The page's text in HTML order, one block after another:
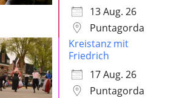
13 Aug. 26
Puntagorda
Kreistanz mit
Friedrich
17 Aug. 26
Puntagorda